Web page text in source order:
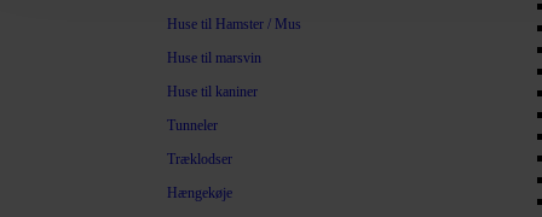
Huse til Hamster / Mus
Huse til marsvin
Huse til kaniner
Tunneler
Træklodser
Hængekøje